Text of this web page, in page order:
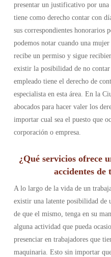
presentar un justificativo por
tiene como derecho contar con
sus correspondientes honorarios
podemos notar cuando una
recibe un permiso y sigue
existir la posibilidad de no
empleado tiene el derecho de
especialista en esta área. En la
abocados para hacer valer los
importar cual sea el puesto que
corporación o empresa.
¿Qué servicios ofrece
accidentes de
A lo largo de la vida de un
existir una latente posibilidad de
de que el mismo, tenga en su
alguna actividad que pueda
presenciar en trabajadores que
maquinaria. Esto sin importar